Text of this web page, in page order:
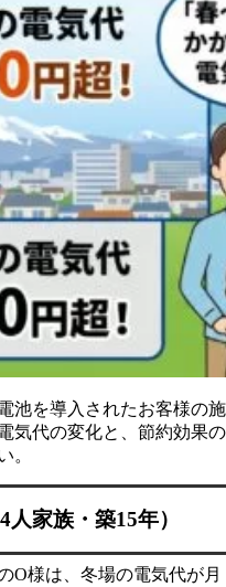
池を導入されたお客様の施
気代の変化と、節約効果の
。
家族・築15年）
O様は、冬場の電気代が月